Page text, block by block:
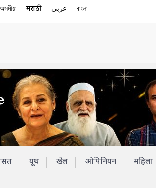
অসমীয়া मराठी عربي বাংলা
यूथ खेल ओपिनियन महिला